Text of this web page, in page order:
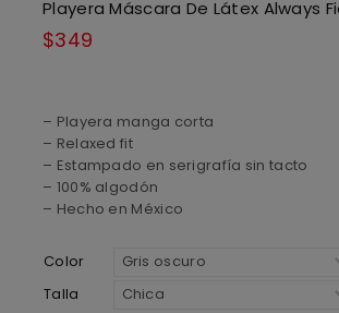
Playera Máscara De Látex Always
$349
– Playera manga corta
– Relaxed fit
– Estampado en serigrafía sin tacto
– 100% algodón
– Hecho en México
Color
Talla